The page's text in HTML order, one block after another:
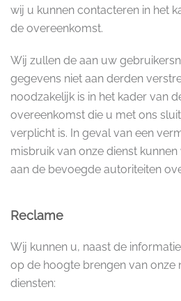
wij u kunnen contacteren in het
de overeenkomst.
Wij zullen de aan uw
gegevens niet aan derden
noodzakelijk is in het kader van
overeenkomst die u met ons
verplicht is. In geval van een
misbruik van onze dienst
aan de bevoegde autoriteiten
Reclame
Wij kunnen u, naast de
op de hoogte brengen van onze
diensten: